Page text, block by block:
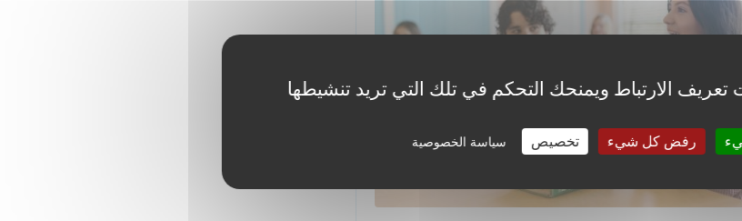
الارتباط ويمنحك التحكم في تلك التي تريد تنشيطها
رفض كل شيء تخصيص سياسة الخصوصية